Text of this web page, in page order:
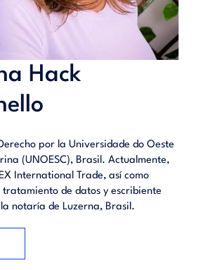
Hack
por la Universidade do Oeste
(UNOESC), Brasil. Actualmente,
International Trade, así como
de datos y escribiente
notaría de Luzerna, Brasil.